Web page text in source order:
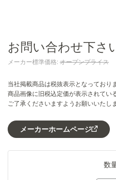
お問い合わせ下さ
メーカー標準価格: オープンプライス
当社掲載商品は税抜表示となっておりま
商品画像に旧税込定価が表示されてい
ご了承くださいますようお願いいたし
数
メーカーホームページ